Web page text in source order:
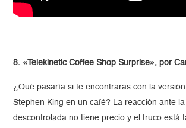
8. «Telekinetic Coffee Shop Surprise», por
¿Qué pasaría si te encontraras con la
Stephen King en un café? La reacción ante
descontrolada no tiene precio y el truco está